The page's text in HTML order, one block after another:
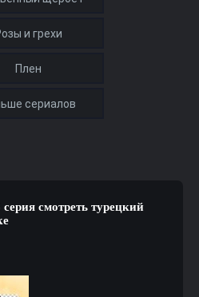
смотреть турецкий